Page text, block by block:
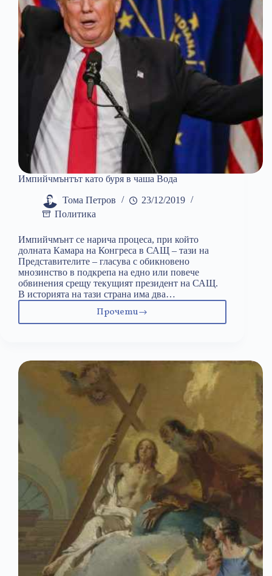
Импийчмънтът като буря в чаша Вода
Тома Петров
23/12/2019
Политика
Импийчмънт се нарича процеса, при който
долната Камара на Конгреса в САЩ – тази на
Представителите – гласува с обикновено
мнозинство в подкрепа на едно или повече
обвинения срещу текущият президент на САЩ.
В историята на тази страна има два…
ПрочетиИмпийчмънтът
Вода